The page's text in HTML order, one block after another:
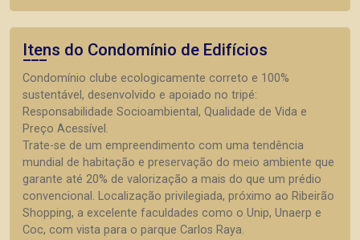
Itens do Condomínio de Edifícios
Condomínio clube ecologicamente correto e 100%
sustentável, desenvolvido e apoiado no tripé:
Responsabilidade Socioambiental, Qualidade de Vida e
Preço Acessível.
Trate-se de um empreendimento com uma tendência
mundial de habitação e preservação do meio ambiente que
garante até 20% de valorização a mais do que um prédio
convencional. Localização privilegiada, próximo ao Ribeirão
Shopping, a excelente faculdades como o Unip, Unaerp e
Coc, com vista para o parque Carlos Raya.